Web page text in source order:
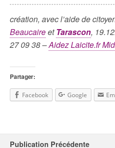
création, avec l’aide de
BeaucaireetTarascon,
27 09 38 –Aidez Laicite.fr
Partager:
Facebook Google
Publication Précédente